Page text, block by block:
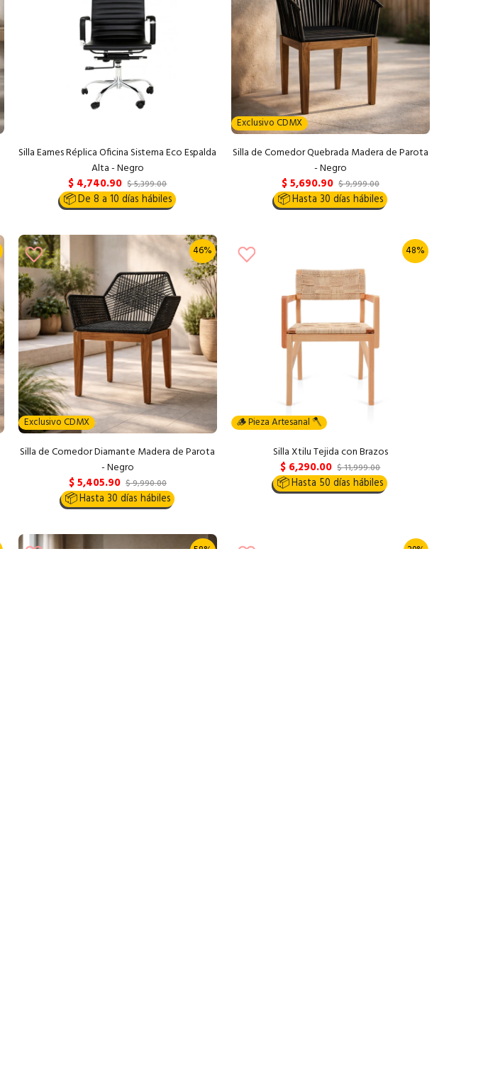
Silla Eames Réplica Oficina Sistema Eco Espalda
Alta - Negro
$ 4,740.90 $ 5,399.00
📦De 8 a 10 días hábiles
Exclusivo CDMX
Silla de Comedor Quebrada Madera de Parota
- Negro
$ 5,690.90 $ 9,999.00
📦Hasta 30 días hábiles
Exclusivo CDMX
46%
Silla de Comedor Diamante Madera de Parota
- Negro
$ 5,405.90 $ 9,990.00
📦Hasta 30 días hábiles
🪵 Pieza Artesanal 🪓
48%
Silla Xtilu Tejida con Brazos
$ 6,290.00 $ 11,999.00
📦 Hasta 50 días hábiles
58% 29%